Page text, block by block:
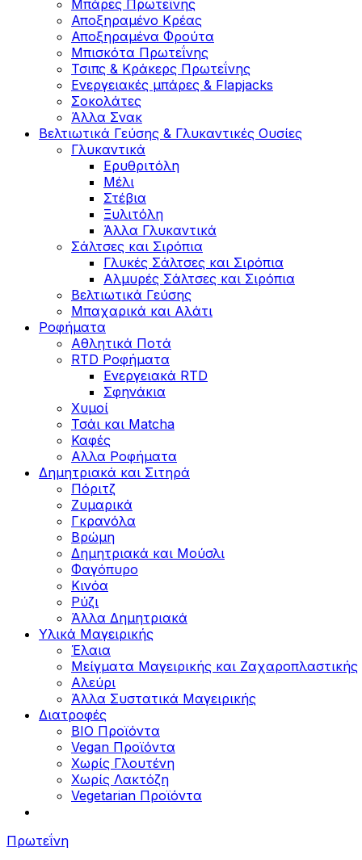
Μπάρες Πρωτεΐνης
Αποξηραμένο Κρέας
Αποξηραμένα Φρούτα
Μπισκότα Πρωτεΐνης
Τσιπς & Kράκερς Πρωτεΐνης
Ενεργειακές μπάρες & Flapjacks
Σοκολάτες
Άλλα Σνακ
Βελτιωτικά Γεύσης & Γλυκαντικές Ουσίες
Γλυκαντικά
Ερυθριτόλη
Μέλι
Στέβια
Ξυλιτόλη
Άλλα Γλυκαντικά
Σάλτσες και Σιρόπια
Γλυκές Σάλτσες και Σιρόπια
Αλμυρές Σάλτσες και Σιρόπια
Bελτιωτικά Γεύσης
Μπαχαρικά και Αλάτι
Ροφήματα
Αθλητικά Ποτά
RTD Ροφήματα
Ενεργειακά RTD
Σφηνάκια
Χυμοί
Τσάι και Matcha
Καφές
Αλλα Ροφήματα
Δημητριακά και Σιτηρά
Πόριτζ
Ζυμαρικά
Γκρανόλα
Βρώμη
Δημητριακά και Μούσλι
Φαγόπυρο
Κινόα
Ρύζι
Άλλα Δημητριακά
Υλικά Μαγειρικής
Έλαια
Μείγματα Μαγειρικής και Ζαχαροπλαστικής
Αλεύρι
Άλλα Συστατικά Μαγειρικής
Διατροφές
BIO Προϊόντα
Vegan Προϊόντα
Χωρίς Γλουτένη
Χωρίς Λακτόζη
Vegetarian Προϊόντα
Πρωτεΐνη